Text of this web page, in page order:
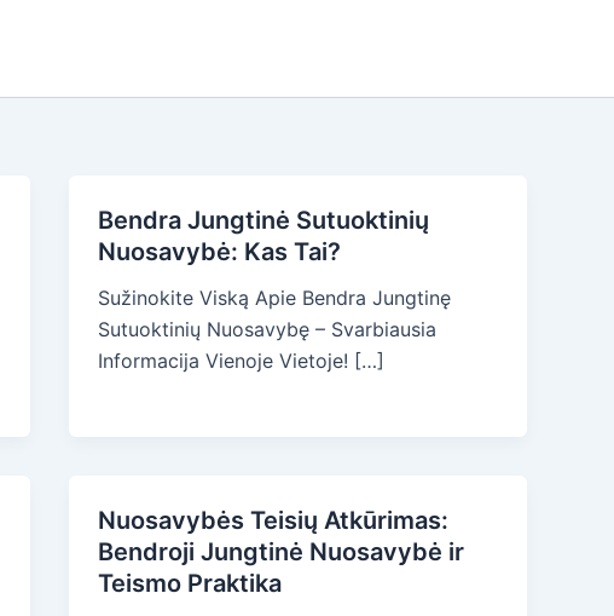
Bendra Jungtinė Sutuoktinių
Nuosavybė: Kas Tai?
Sužinokite Viską Apie Bendra Jungtinę
Sutuoktinių Nuosavybę – Svarbiausia
Informacija Vienoje Vietoje! […]
Nuosavybės Teisių Atkūrimas:
Bendroji Jungtinė Nuosavybė ir
Teismo Praktika